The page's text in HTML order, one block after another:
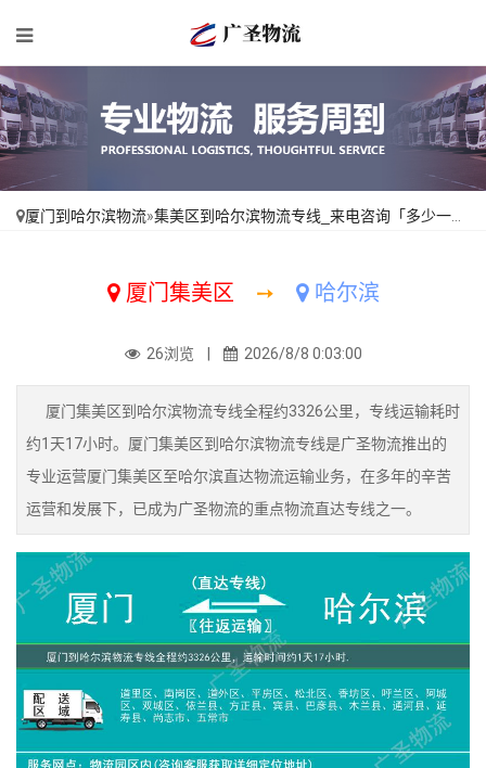
厦门到哈尔滨物流»集美区到哈尔滨物流专线_来电咨询「多少一吨」
厦门集美区 ➙ 哈尔滨
26浏览 | 2026/8/8 0:03:00
厦门集美区到哈尔滨物流专线全程约3326公里，专线运输耗时
约1天17小时。厦门集美区到哈尔滨物流专线是广圣物流推出的
专业运营厦门集美区至哈尔滨直达物流运输业务，在多年的辛苦
运营和发展下，已成为广圣物流的重点物流直达专线之一。